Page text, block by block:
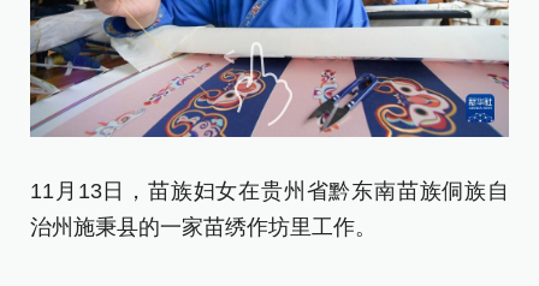
11月13日，苗族妇女在贵州省黔东南苗族侗族自
治州施秉县的一家苗绣作坊里工作。